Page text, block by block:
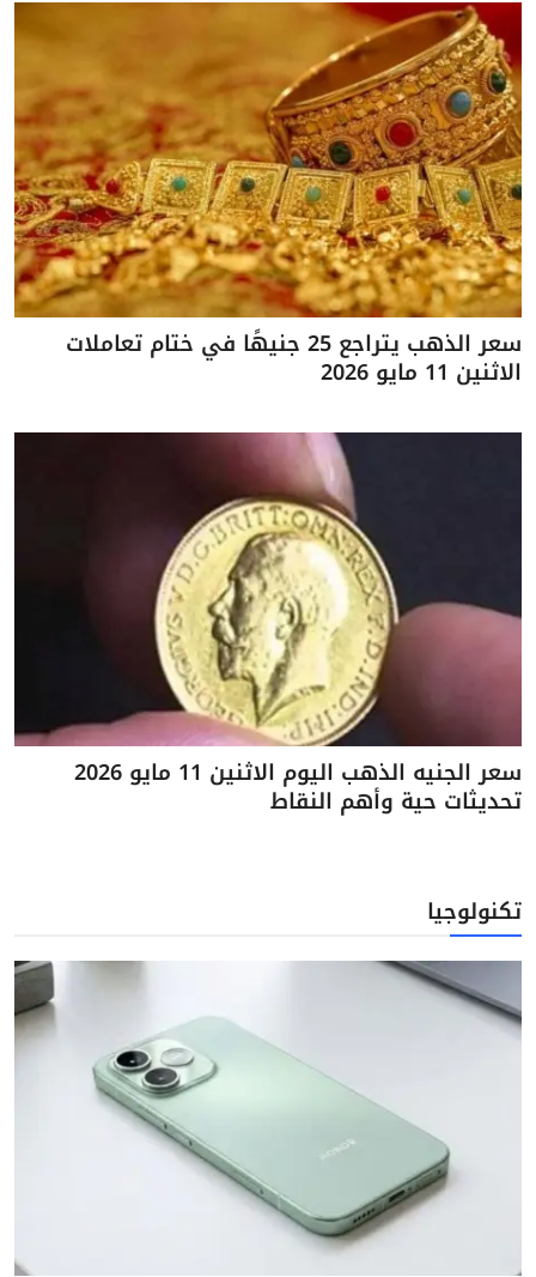
سعر الذهب يتراجع 25 جنيهًا في ختام تعاملات
الاثنين 11 مايو 2026
سعر الجنيه الذهب اليوم الاثنين 11 مايو 2026
تحديثات حية وأهم النقاط
تكنولوجيا